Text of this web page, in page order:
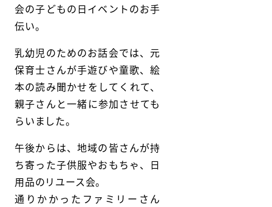
会の子どもの日イベントのお手
伝い。
乳幼児のためのお話会では、元
保育士さんが手遊びや童歌、絵
本の読み聞かせをしてくれて、
親子さんと一緒に参加させても
らいました。
午後からは、地域の皆さんが持
ち寄った子供服やおもちゃ、日
用品のリユース会。
通りかかったファミリーさん